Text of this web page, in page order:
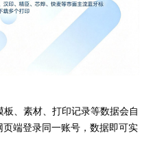
、素材、打印记录等数据会自
端登录同一账号，数据即可实